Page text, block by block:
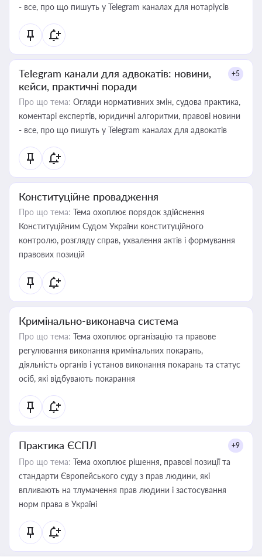
- все, про що пишуть у Telegram каналах для нотаріусів
Telegram канали для адвокатів: новини,
кейси, практичні поради
+5
Про що тема: Огляди нормативних змін, судова практика,
коментарі експертів, юридичні алгоритми, правові новини
- все, про що пишуть у Telegram каналах для адвокатів
Конституційне провадження
Про що тема: Тема охоплює порядок здійснення
Конституційним Судом України конституційного
контролю, розгляду справ, ухвалення актів і формування
правових позицій
Кримінально-виконавча система
Про що тема: Тема охоплює організацію та правове
регулювання виконання кримінальних покарань,
діяльність органів і установ виконання покарань та статус
осіб, які відбувають покарання
Практика ЄСПЛ +9
Про що тема: Тема охоплює рішення, правові позиції та
стандарти Європейського суду з прав людини, які
впливають на тлумачення прав людини і застосування
норм права в Україні